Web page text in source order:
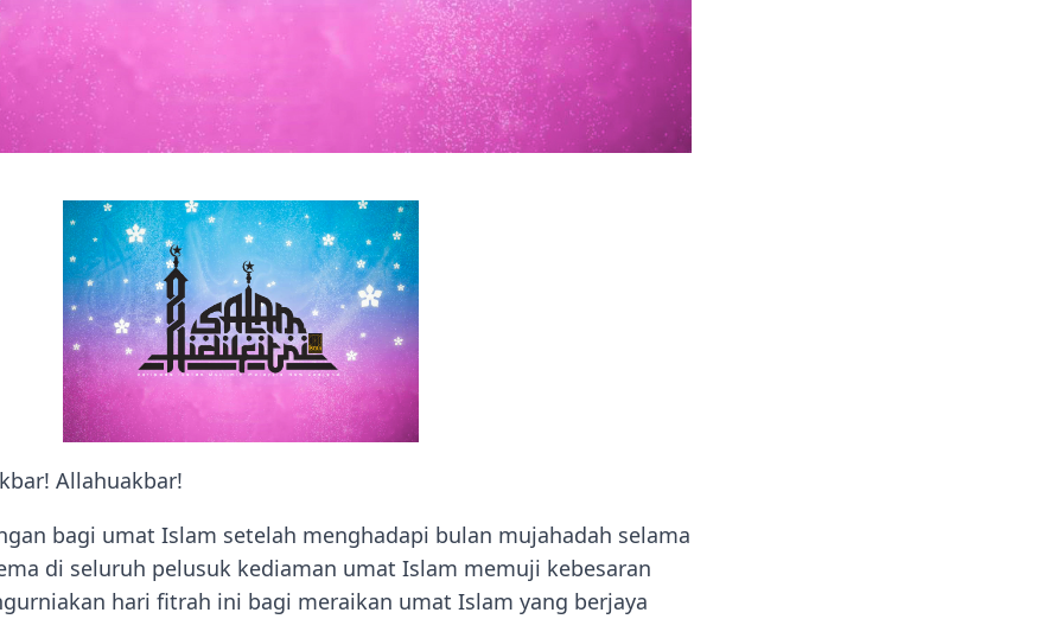
Allahuakbar!
bagi umat Islam setelah menghadapi bulan mujahadah selama
di seluruh pelusuk kediaman umat Islam memuji kebesaran
hari fitrah ini bagi meraikan umat Islam yang berjaya